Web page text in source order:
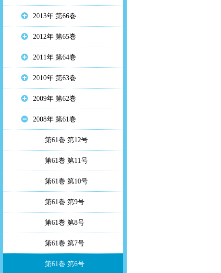
2013年 第66巻
2012年 第65巻
2011年 第64巻
2010年 第63巻
2009年 第62巻
2008年 第61巻
第61巻 第12号
第61巻 第11号
第61巻 第10号
第61巻 第9号
第61巻 第8号
第61巻 第7号
第61巻 第6号